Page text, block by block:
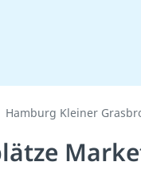
Hamburg Kleiner